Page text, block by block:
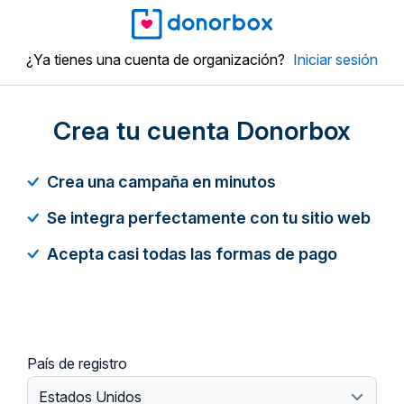
¿Ya tienes una cuenta de organización? Iniciar sesión
Crea tu cuenta Donorbox
Crea una campaña en minutos
Se integra perfectamente con tu sitio web
Acepta casi todas las formas de pago
País de registro